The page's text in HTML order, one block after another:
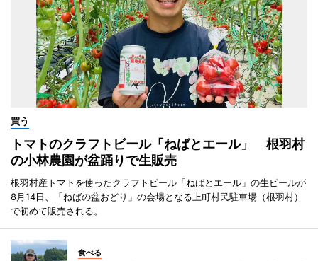
買う
トマトのクラフトビール「ねばとエール」 根羽村
の小林農園が盆踊りで生販売
根羽村産トマトを使ったクラフトビール「ねばとエール」の生ビールが
8月14日、「ねばの盆おどり」の会場となる上町村民駐車場（根羽村）
で初めて販売される。
食べる